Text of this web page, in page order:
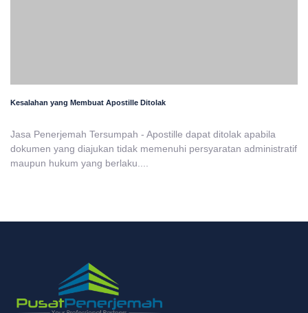
Kesalahan yang Membuat Apostille Ditolak
Jasa Penerjemah Tersumpah - Apostille dapat ditolak apabila
dokumen yang diajukan tidak memenuhi persyaratan administratif
maupun hukum yang berlaku....